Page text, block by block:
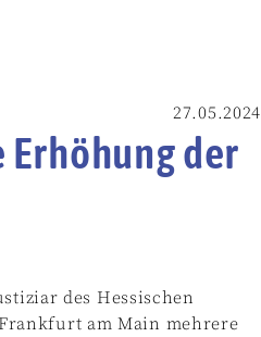
27.05.2024
der
des Hessischen
am Main mehrere